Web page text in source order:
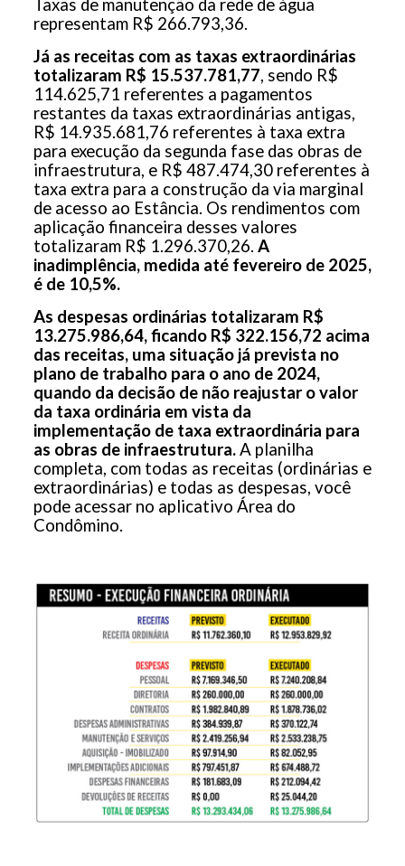
Taxas de manutenção da rede de água
representam R$ 266.793,36.
Já as receitas com as taxas extraordinárias
totalizaram R$ 15.537.781,77, sendo R$
114.625,71 referentes a pagamentos
restantes da taxas extraordinárias antigas,
R$ 14.935.681,76 referentes à taxa extra
para execução da segunda fase das obras de
infraestrutura, e R$ 487.474,30 referentes à
taxa extra para a construção da via marginal
de acesso ao Estância. Os rendimentos com
aplicação financeira desses valores
totalizaram R$ 1.296.370,26. A
inadimplência, medida até fevereiro de 2025,
é de 10,5%.
As despesas ordinárias totalizaram R$
13.275.986,64,ficando R$ 322.156,72 acima
das receitas, uma situação já prevista no
plano de trabalho para o ano de 2024,
quando da decisão de não reajustar o valor
da taxa ordinária em vista da
implementação de taxa extraordinária para
as obras de infraestrutura.A planilha
completa, com todas as receitas (ordinárias e
extraordinárias) e todas as despesas, você
pode acessar no aplicativo Área do
Condômino.